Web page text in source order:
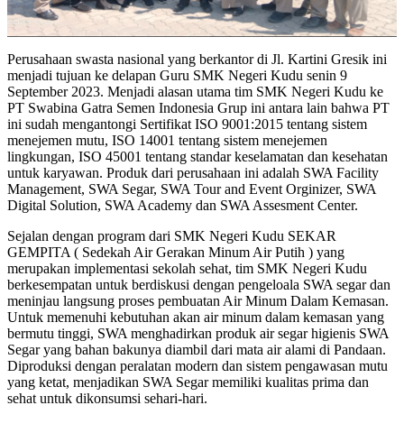
Perusahaan swasta nasional yang berkantor di Jl. Kartini Gresik ini
menjadi tujuan ke delapan Guru SMK Negeri Kudu senin 9
September 2023. Menjadi alasan utama tim SMK Negeri Kudu ke
PT Swabina Gatra Semen Indonesia Grup ini antara lain bahwa PT
ini sudah mengantongi Sertifikat ISO 9001:2015 tentang sistem
menejemen mutu, ISO 14001 tentang sistem menejemen
lingkungan, ISO 45001 tentang standar keselamatan dan kesehatan
untuk karyawan. Produk dari perusahaan ini adalah SWA Facility
Management, SWA Segar, SWA Tour and Event Orginizer, SWA
Digital Solution, SWA Academy dan SWA Assesment Center.
Sejalan dengan program dari SMK Negeri Kudu SEKAR
GEMPITA ( Sedekah Air Gerakan Minum Air Putih ) yang
merupakan implementasi sekolah sehat, tim SMK Negeri Kudu
berkesempatan untuk berdiskusi dengan pengeloala SWA segar dan
meninjau langsung proses pembuatan Air Minum Dalam Kemasan.
Untuk memenuhi kebutuhan akan air minum dalam kemasan yang
bermutu tinggi, SWA menghadirkan produk air segar higienis SWA
Segar yang bahan bakunya diambil dari mata air alami di Pandaan.
Diproduksi dengan peralatan modern dan sistem pengawasan mutu
yang ketat, menjadikan SWA Segar memiliki kualitas prima dan
sehat untuk dikonsumsi sehari-hari.